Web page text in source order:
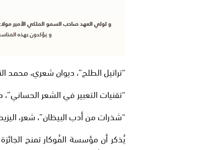
“تراتيل الطلح”، ديوان شعري، محمد
“تقنيات التعبير في الشعر
“شذرات من أدب البيظان”، شعر،
يُذكر أن مؤسسة المُوكار تمنح